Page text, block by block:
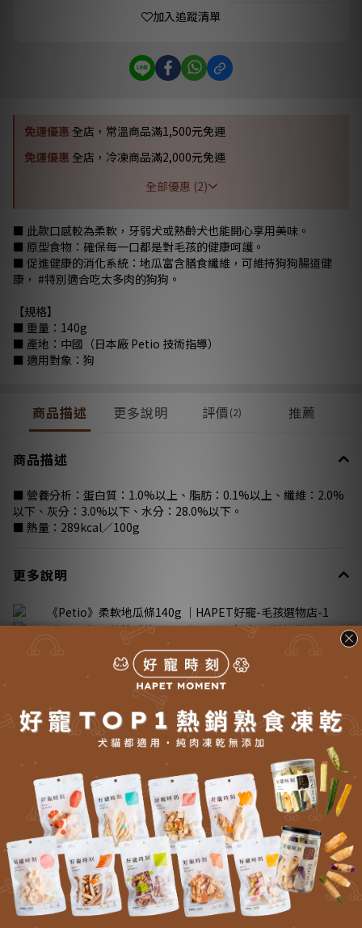
加入追蹤清單
免運優惠 全店，常溫商品滿1,500元免運
免運優惠 全店，冷凍商品滿2,000元免運
全部優惠 (2)
■ 此款口感較為柔軟，牙弱犬或熟齡犬也能開心享用美味。
■ 原型食物：確保每一口都是對毛孩的健康呵護。
■ 促進健康的消化系統：地瓜富含膳食纖維，可維持狗狗腸道健
康， #特別適合吃太多肉的狗狗。
【規格】
■ 重量：140g
■ 產地：中國（日本廠 Petio 技術指導）
■ 適用對象：狗
商品描述 更多說明 評價(2) 推薦
商品描述
■ 營養分析：蛋白質：1.0%以上、脂肪：0.1%以上、纖維：2.0%
以下、灰分：3.0%以下、水分：28.0%以下。
■ 熱量：289kcal／100g
更多說明
送貨方式 (5)
付款方式 (8)
(2 評價)
5 分
50 %
4 分
50 %
3 分
0 %
2 分